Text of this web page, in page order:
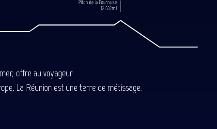
offre au voyageur
La Réunion est une terre de métissage.